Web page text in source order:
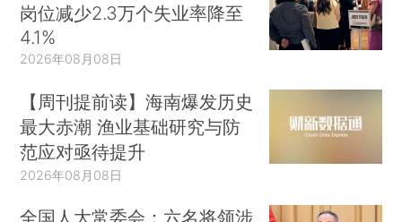
岗位减少2.3万个失业率降至
4.1%
2026年08月08日
【周刊提前读】海南爆发历史
最大赤潮 渔业基础研究与防
范应对亟待提升
2026年08月08日
全国人大常委会：六名将领涉